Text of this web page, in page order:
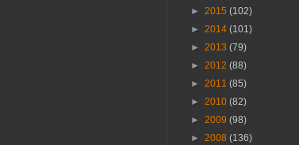
► 2015 (102)
► 2014 (101)
► 2013 (79)
► 2012 (88)
► 2011 (85)
► 2010 (82)
► 2009 (98)
► 2008 (136)